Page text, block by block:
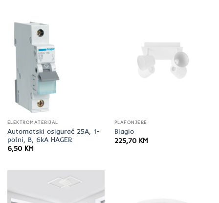
ELEKTROMATERIJAL
Automatski osigurač 25A, 1-
polni, B, 6kA HAGER
6,50 KM
PLAFONJERE
Biagio
225,70 KM